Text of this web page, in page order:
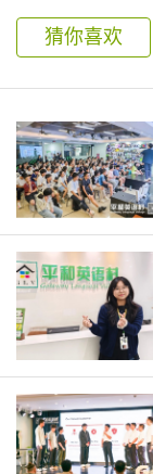
猜你喜欢